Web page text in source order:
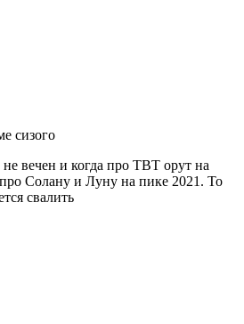
сизого
вечен и когда про ТВТ орут на
Солану и Луну на пике 2021. То
свалить